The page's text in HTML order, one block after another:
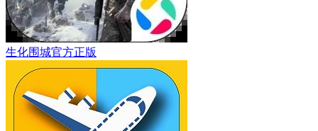
生化围城官方正版